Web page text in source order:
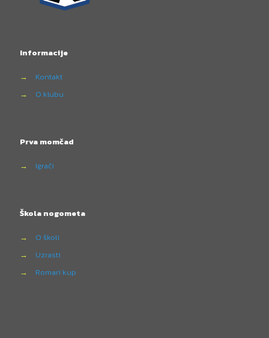
Informacije
→
Kontakt
→
O klubu
Prva momčad
→ Igrači
Škola nogometa
→
O školi
→
Uzrasti
→
Romari kup